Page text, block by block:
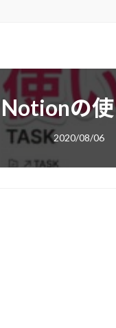
Notionの
2020/08/06